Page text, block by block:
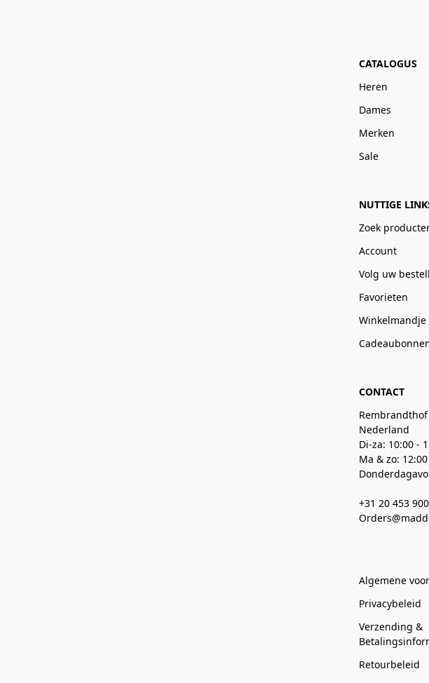
CATALOGUS
Heren
Dames
Merken
Sale
NUTTIGE
Zoek
Account
Volg uw
Favorieten
Winkelmandje
CONTACT
Rembrandthof
Nederland
Di-za: 10:00 -
Ma & zo:
+31 20 453
Algemene
Privacybeleid
Verzending &
Retourbeleid